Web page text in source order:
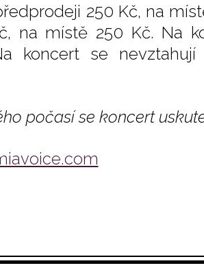
250 Kč, na
na místě 250 Kč. Na
koncert se
počasí se koncert